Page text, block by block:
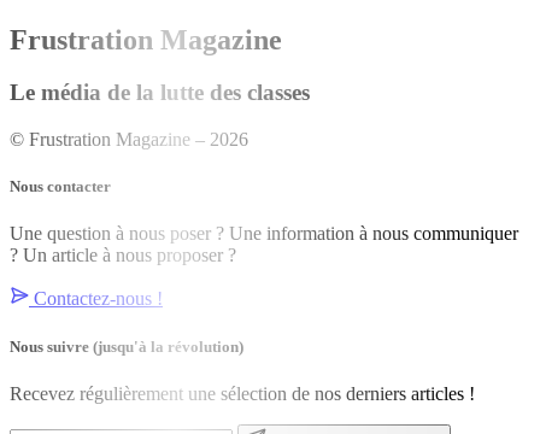
Frustration Magazine
Le média de la lutte des classes
© Frustration Magazine – 2026
Nous contacter
Une question à nous poser ? Une information à nous communiquer
? Un article à nous proposer ?
Contactez-nous !
Nous suivre (jusqu'à la révolution)
Recevez régulièrement une sélection de nos derniers articles !